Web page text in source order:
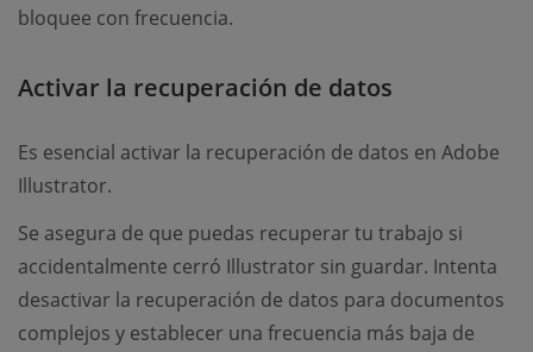
bloquee con frecuencia.
Activar la recuperación de datos
Es esencial activar la recuperación de datos en Adobe
Illustrator.
Se asegura de que puedas recuperar tu trabajo si
accidentalmente cerró Illustrator sin guardar. Intenta
desactivar la recuperación de datos para documentos
complejos y establecer una frecuencia más baja de